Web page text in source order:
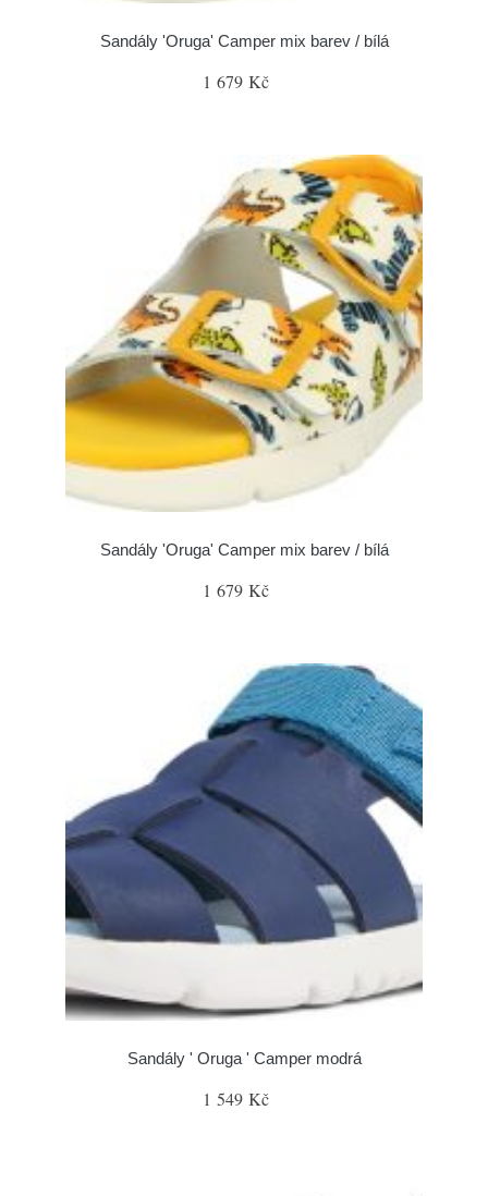
Sandály 'Oruga' Camper mix barev / bílá
1 679 Kč
Sandály 'Oruga' Camper mix barev / bílá
1 679 Kč
Sandály ' Oruga ' Camper modrá
1 549 Kč